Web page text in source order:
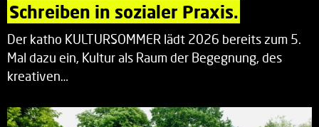
Schreiben in sozialer Praxis.
Der katho KULTURSOMMER lädt 2026 bereits zum 5.
Mal dazu ein, Kultur als Raum der Begegnung, des
kreativen…